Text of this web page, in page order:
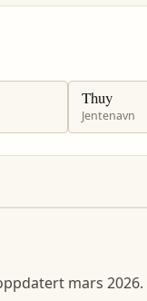
Thuy
Jentenavn
mars 2026.